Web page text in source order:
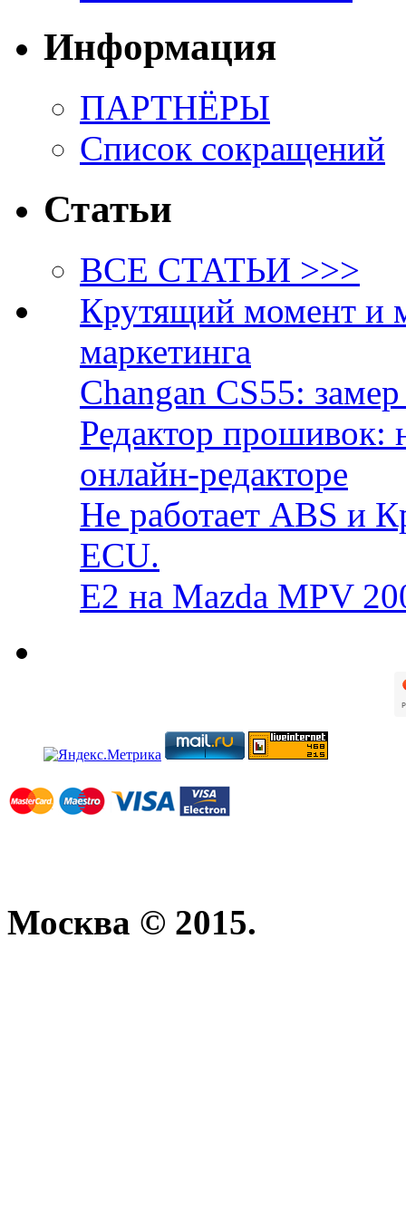
Информация
ПАРТНЁРЫ
Список сокращений
Статьи
ВСЕ СТАТЬИ >>>
Крутящий момент и
маркетинга
Changan CS55:
Редактор прошивок:
онлайн-редакторе
Не работает ABS и
ECU.
E2 на Mazda MPV
Москва © 2015.